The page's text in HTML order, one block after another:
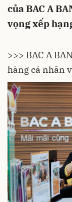
của BAC A
vọng xếp
>>> BAC A
hàng cá nhân